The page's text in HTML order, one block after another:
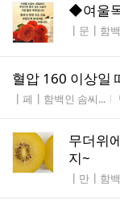
◆여울
게시판명
┃문┃함
혈압 160 이상일
게시판명
┃페┃함백인 솜씨...
무더위
지~
게시판명
┃만┃함